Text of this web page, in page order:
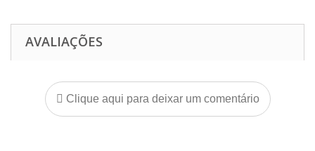
AVALIAÇÕES
Clique aqui para deixar um comentário